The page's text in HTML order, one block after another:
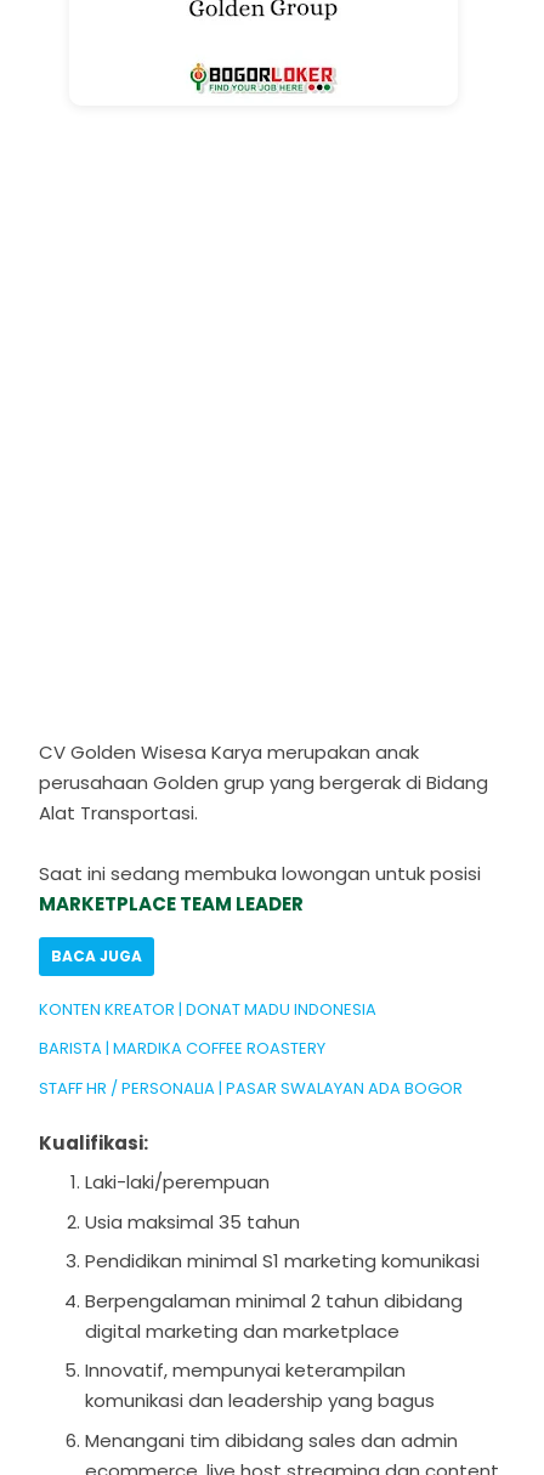
CV Golden Wisesa Karya merupakan anak
perusahaan Golden grup yang bergerak di Bidang
Alat Transportasi.
Saat ini sedang membuka lowongan untuk posisi
MARKETPLACE TEAM LEADER
BACA JUGA
KONTEN KREATOR | DONAT MADU INDONESIA
BARISTA | MARDIKA COFFEE ROASTERY
STAFF HR / PERSONALIA | PASAR SWALAYAN ADA BOGOR
Kualifikasi:
Laki-laki/perempuan
Usia maksimal 35 tahun
Pendidikan minimal S1 marketing komunikasi
Berpengalaman minimal 2 tahun dibidang
digital marketing dan marketplace
Innovatif, mempunyai keterampilan
komunikasi dan leadership yang bagus
Menangani tim dibidang sales dan admin